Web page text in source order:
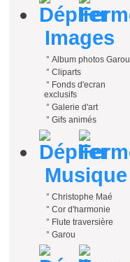
Images
° Album photos Garou
° Cliparts
° Fonds d'ecran
exclusifs
° Galerie d'art
° Gifs animés
Musique
° Christophe Maé
° Cor d'harmonie
° Flute traversière
° Garou